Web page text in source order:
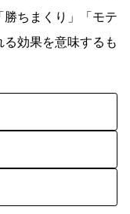
ちまくり」「モテ
効果を意味するも